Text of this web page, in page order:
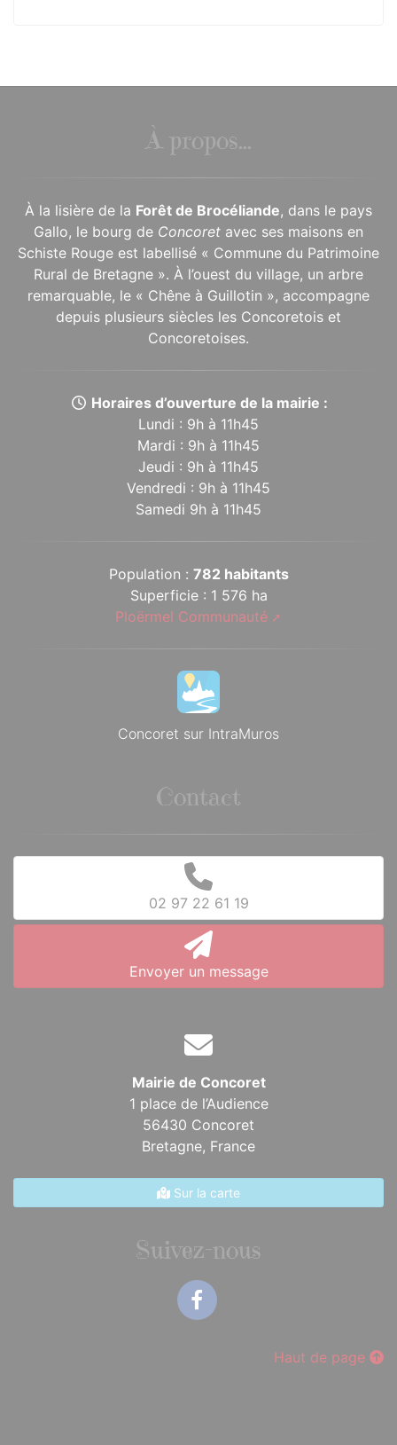
À propos...
À la lisière de la Forêt de Brocéliande, dans le pays
Gallo, le bourg de Concoret avec ses maisons en
Schiste Rouge est labellisé « Commune du Patrimoine
Rural de Bretagne ». À l’ouest du village, un arbre
remarquable, le « Chêne à Guillotin », accompagne
depuis plusieurs siècles les Concoretois et
Concoretoises.
Horaires d’ouverture de la mairie :
Lundi : 9h à 11h45
Mardi : 9h à 11h45
Jeudi : 9h à 11h45
Vendredi : 9h à 11h45
Samedi 9h à 11h45
Population : 782 habitants
Superficie : 1 576 ha
Ploërmel Communauté
Concoret sur IntraMuros
Contact
02 97 22 61 19
Envoyer un message
Mairie de Concoret
1 place de l’Audience
56430 Concoret
Bretagne, France
Sur la carte
Suivez-nous
Haut de page